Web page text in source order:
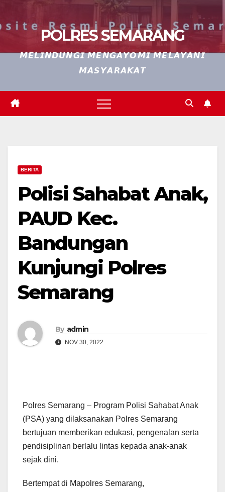
POLRES SEMARANG
𝙈𝙀𝙇𝙄𝙉𝘿𝙐𝙉𝙂𝙄 𝙈𝙀𝙉𝙂𝘼𝙔𝙊𝙈𝙄 𝙈𝙀𝙇𝘼𝙔𝘼𝙉𝙄
𝙈𝘼𝙎𝙔𝘼𝙍𝘼𝙆𝘼𝙏
BERITA
Polisi Sahabat Anak,
PAUD Kec.
Bandungan
Kunjungi Polres
Semarang
By admin
NOV 30, 2022
Polres Semarang – Program Polisi Sahabat Anak
(PSA) yang dilaksanakan Polres Semarang
bertujuan memberikan edukasi, pengenalan serta
pendisiplinan berlalu lintas kepada anak-anak
sejak dini.
Bertempat di Mapolres Semarang,